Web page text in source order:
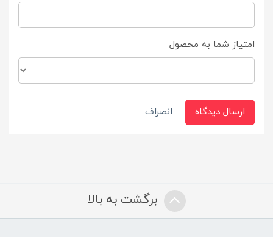
امتیاز شما به محصول
ارسال دیدگاه انصراف
برگشت به بالا